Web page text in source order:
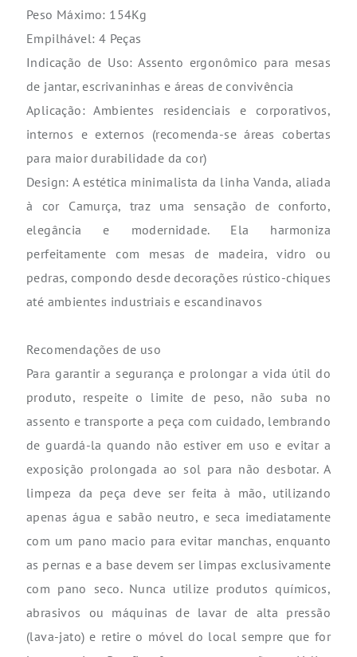
Peso Máximo: 154Kg
Empilhável: 4 Peças
Indicação de Uso: Assento ergonômico para mesas
de jantar, escrivaninhas e áreas de convivência
Aplicação: Ambientes residenciais e corporativos,
internos e externos (recomenda-se áreas cobertas
para maior durabilidade da cor)
Design: A estética minimalista da linha Vanda, aliada
à cor Camurça, traz uma sensação de conforto,
elegância e modernidade. Ela harmoniza
perfeitamente com mesas de madeira, vidro ou
pedras, compondo desde decorações rústico-chiques
até ambientes industriais e escandinavos
Recomendações de uso
Para garantir a segurança e prolongar a vida útil do
produto, respeite o limite de peso, não suba no
assento e transporte a peça com cuidado, lembrando
de guardá-la quando não estiver em uso e evitar a
exposição prolongada ao sol para não desbotar. A
limpeza da peça deve ser feita à mão, utilizando
apenas água e sabão neutro, e seca imediatamente
com um pano macio para evitar manchas, enquanto
as pernas e a base devem ser limpas exclusivamente
com pano seco. Nunca utilize produtos químicos,
abrasivos ou máquinas de lavar de alta pressão
(lava-jato) e retire o móvel do local sempre que for